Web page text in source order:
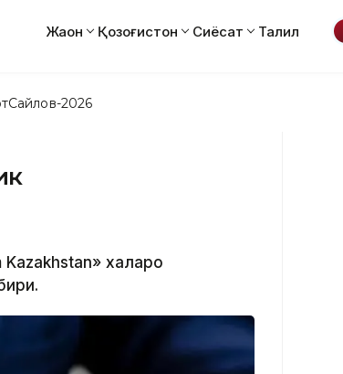
Жаҳон Қозоғистон Сиёсат Таҳлил
Сайлов-2026
халқаро